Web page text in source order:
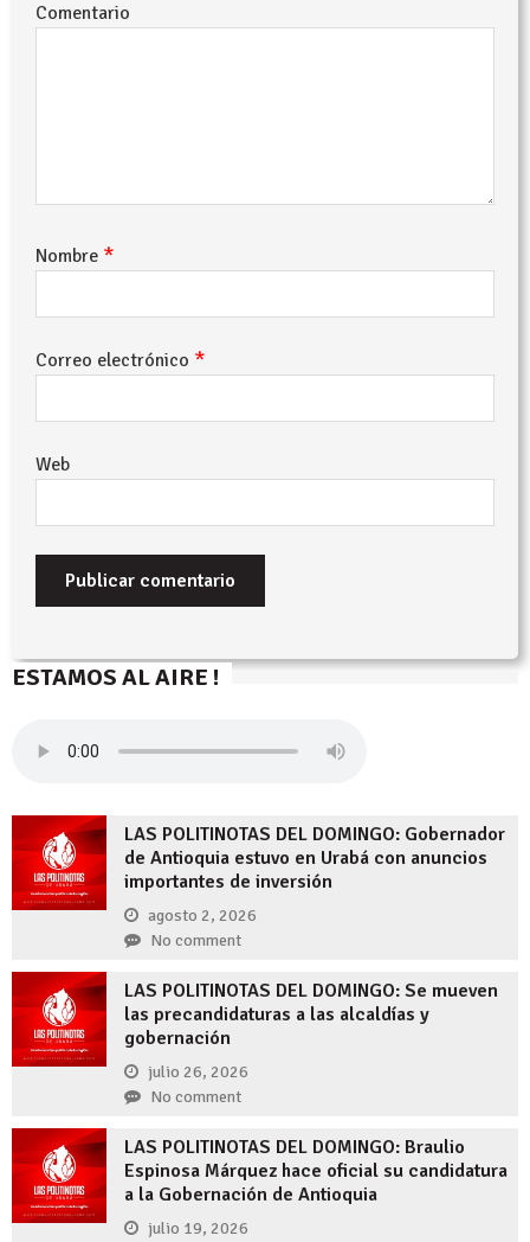
Comentario
Nombre *
Correo electrónico *
Web
ESTAMOS AL AIRE !
LAS POLITINOTAS DEL DOMINGO: Gobernador
de Antioquia estuvo en Urabá con anuncios
importantes de inversión
agosto 2, 2026
No comment
LAS POLITINOTAS DEL DOMINGO: Se mueven
las precandidaturas a las alcaldías y
gobernación
julio 26, 2026
No comment
LAS POLITINOTAS DEL DOMINGO: Braulio
Espinosa Márquez hace oficial su candidatura
a la Gobernación de Antioquia
julio 19, 2026